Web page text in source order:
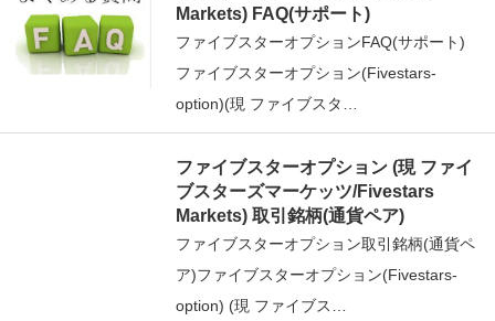
Markets) FAQ(サポート)
ファイブスターオプションFAQ(サポート)
ファイブスターオプション(Fivestars-
option)(現 ファイブスタ…
ファイブスターオプション (現 ファイ
ブスターズマーケッツ/Fivestars
Markets) 取引銘柄(通貨ペア)
ファイブスターオプション取引銘柄(通貨ペ
ア)ファイブスターオプション(Fivestars-
option) (現 ファイブス…